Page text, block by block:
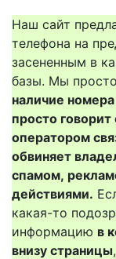
Наш сайт
телефона на
засененным в
базы. Мы
наличие
просто
оператором
обвиняет
спамом,
действиями.
какая-то
информацию в
внизу страницы